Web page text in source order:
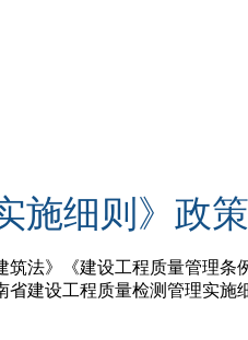
施细则》政
法》《建设工程质量管理
建设工程质量检测管理实